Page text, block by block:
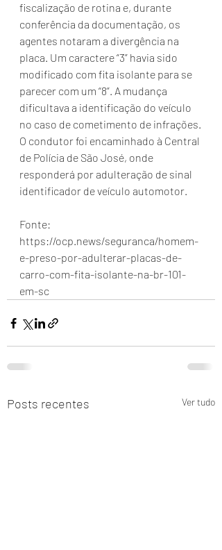
fiscalização de rotina e, durante
conferência da documentação, os
agentes notaram a divergência na
placa. Um caractere “3” havia sido
modificado com fita isolante para se
parecer com um “8”. A mudança
dificultava a identificação do veículo
no caso de cometimento de infrações.
O condutor foi encaminhado à Central
de Polícia de São José, onde
responderá por adulteração de sinal
identificador de veículo automotor.
Fonte:
https://ocp.news/seguranca/homem-
e-preso-por-adulterar-placas-de-
carro-com-fita-isolante-na-br-101-
em-sc
Posts recentes Ver tudo